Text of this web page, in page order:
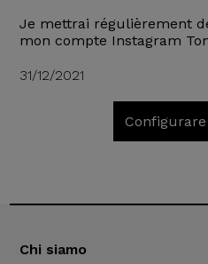
Je mettrai régulièrement
mon compte Instagram
31/12/2021
Chi siamo